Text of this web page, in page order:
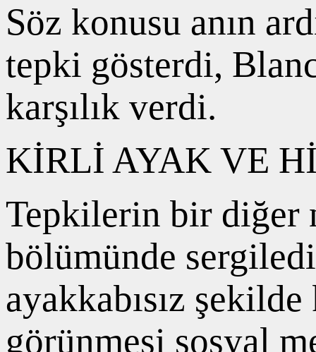
Söz konusu anın
tepki gösterdi,
karşılık verdi.
KİRLİ AYAK VE
Tepkilerin bir diğer
bölümünde
ayakkabısız
görünmesi sosyal